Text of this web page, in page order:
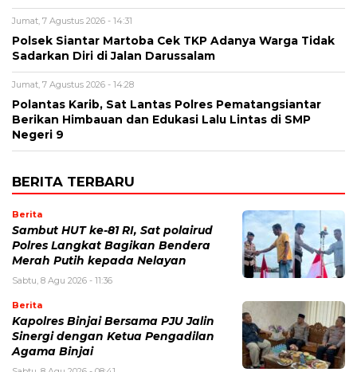
Jumat, 7 Agustus 2026 - 14:31
Polsek Siantar Martoba Cek TKP Adanya Warga Tidak
Sadarkan Diri di Jalan Darussalam
Jumat, 7 Agustus 2026 - 14:28
Polantas Karib, Sat Lantas Polres Pematangsiantar
Berikan Himbauan dan Edukasi Lalu Lintas di SMP
Negeri 9
BERITA TERBARU
Berita
Sambut HUT ke-81 RI, Sat polairud
Polres Langkat Bagikan Bendera
Merah Putih kepada Nelayan
Sabtu, 8 Agu 2026 - 11:36
Berita
Kapolres Binjai Bersama PJU Jalin
Sinergi dengan Ketua Pengadilan
Agama Binjai